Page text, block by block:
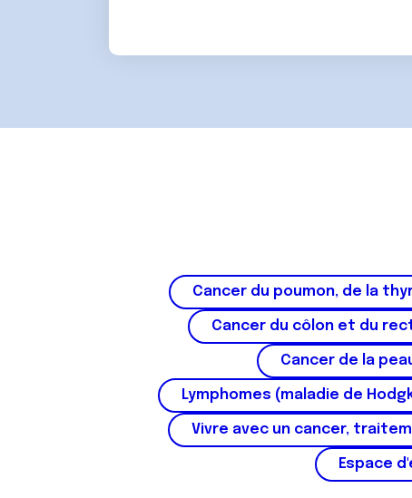
Cancer du poumon, de la
Cancer du côlon et du
Cancer de la
Lymphomes (maladie de
Vivre avec un cancer,
Espace